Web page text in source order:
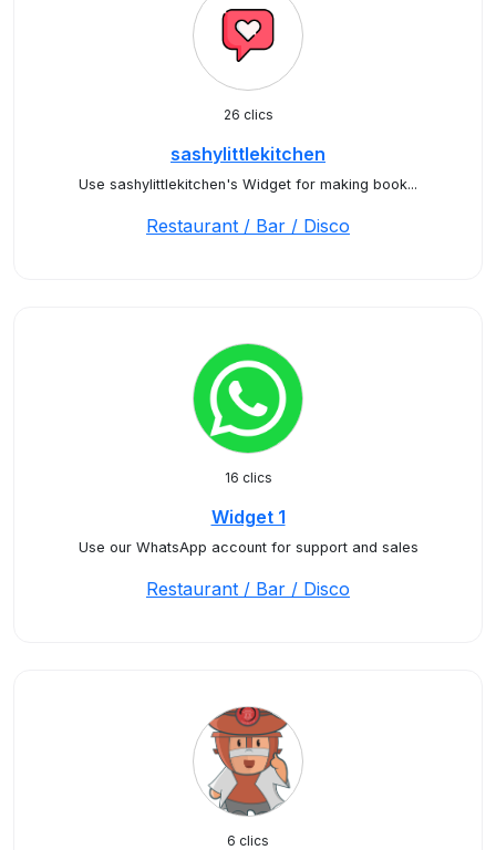
26 clics
sashylittlekitchen
Use sashylittlekitchen's Widget for making book...
Restaurant / Bar / Disco
16 clics
Widget 1
Use our WhatsApp account for support and sales
Restaurant / Bar / Disco
6 clics